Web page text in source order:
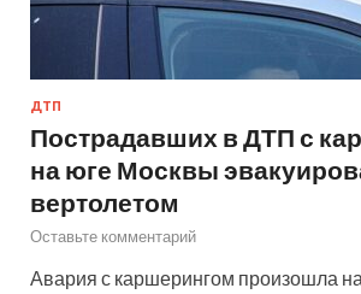
ДТП
Пострадавших в ДТП с
на юге Москвы
вертолетом
Оставьте комментарий
Авария с каршерингом произошла